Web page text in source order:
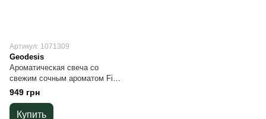
Артикул: 1071309
Geodesis
Ароматическая свеча со
свежим сочным ароматом Fig
Tree Geodesis 90 г
949 грн
Купить